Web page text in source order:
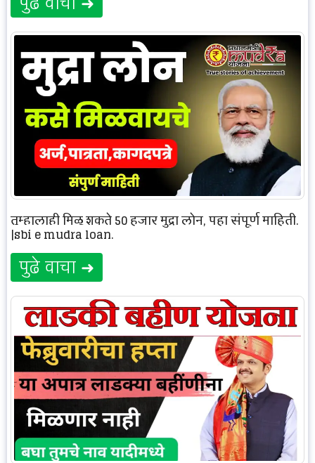
तुम्हालाही मिळू शकते 50 हजार मुद्रा लोन, पहा संपूर्ण माहिती.
|sbi e mudra loan.
पुढे वाचा ➜